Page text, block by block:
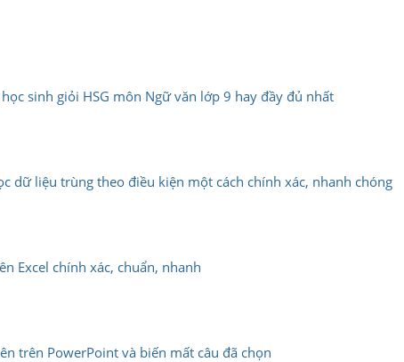
sinh giỏi HSG môn Ngữ văn lớp 9 hay đầy đủ nhất
dữ liệu trùng theo điều kiện một cách chính xác, nhanh chóng
Excel chính xác, chuẩn, nhanh
trên PowerPoint và biến mất câu đã chọn